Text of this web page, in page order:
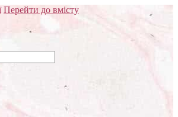
Перейти до вмісту